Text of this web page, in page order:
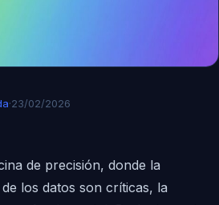
·23/02/2026
de precisión, donde la
los datos son críticas, la